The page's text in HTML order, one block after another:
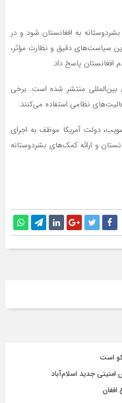
به افغانستان شود و در
سیاست‌های دقیق و نظارت مؤثر،
پاسخ داد.
بین‌المللی منتشر شده است. برخی
نظامی استفاده می‌کنند.
دولت آمریکا موظف به اجرای
و ارائه کمک‌های بشردوستانه
است
جدید اسلام‌آباد
افغان